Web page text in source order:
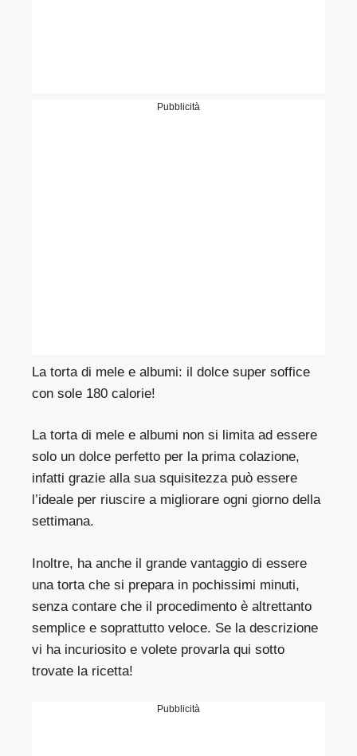
Pubblicità
La torta di mele e albumi: il dolce super soffice
con sole 180 calorie!
La torta di mele e albumi non si limita ad essere
solo un dolce perfetto per la prima colazione,
infatti grazie alla sua squisitezza può essere
l’ideale per riuscire a migliorare ogni giorno della
settimana.
Inoltre, ha anche il grande vantaggio di essere
una torta che si prepara in pochissimi minuti,
senza contare che il procedimento è altrettanto
semplice e soprattutto veloce. Se la descrizione
vi ha incuriosito e volete provarla qui sotto
trovate la ricetta!
Pubblicità